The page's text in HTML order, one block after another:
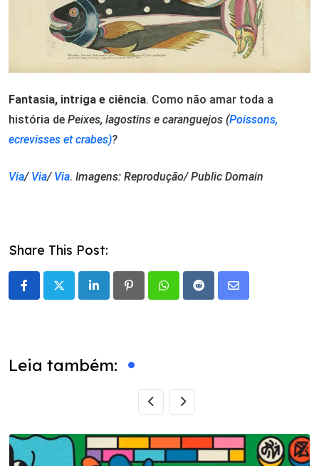
Fantasia, intriga e ciência. Como não amar toda a
história de Peixes, lagostins e caranguejos (Poissons,
ecrevisses et crabes)?
Via/ Via/ Via. Imagens: Reprodução/ Public Domain
Share This Post:
LinkedIn PinterestWhatsappRedditShare
Leia também: